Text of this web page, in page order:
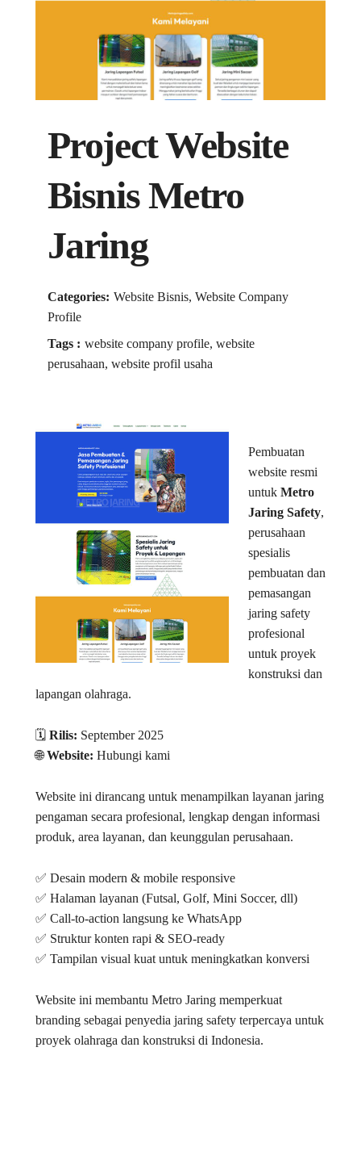
Project Website
Bisnis Metro
Jaring
Categories: Website Bisnis, Website Company
Profile
Tags : website company profile, website
perusahaan, website profil usaha
Pembuatan
website resmi
untuk Metro
Jaring Safety,
perusahaan
spesialis
pembuatan dan
pemasangan
jaring safety
profesional
untuk proyek
konstruksi dan
lapangan olahraga.
🗓️ Rilis: September 2025
🌐Website: Hubungi kami
Website ini dirancang untuk menampilkan layanan jaring
pengaman secara profesional, lengkap dengan informasi
produk, area layanan, dan keunggulan perusahaan.
✅ Desain modern & mobile responsive
✅ Halaman layanan (Futsal, Golf, Mini Soccer, dll)
✅ Call-to-action langsung ke WhatsApp
✅ Struktur konten rapi & SEO-ready
✅ Tampilan visual kuat untuk meningkatkan konversi
Website ini membantu Metro Jaring memperkuat
branding sebagai penyedia jaring safety terpercaya untuk
proyek olahraga dan konstruksi di Indonesia.